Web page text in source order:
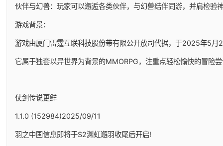
伙伴与幻兽：玩家可以邂逅各类伙伴，与幻兽结伴同游，并肩检验
游戏背景：
游戏由厦门雷霆互联科技股份带有限公开放司代据，于2025年5
它属于独套以异世界为背景的MMORPG，注重点轻松愉快的冒险
仗剑传说更鲜
1.1.0 (152984)2025/09/11
羽之中国信息即将于S2渊虹邂羽收尾后开启!